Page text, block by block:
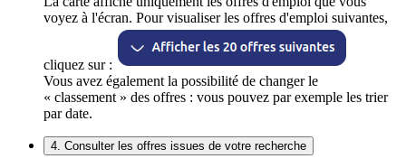
voyez à l'écran. Pour visualiser les offres d'emploi suivantes,
cliquez sur :
Vous avez également la possibilité de changer le
« classement » des offres : vous pouvez par exemple les trier
par date.
4. Consulter les offres issues de votre recherche